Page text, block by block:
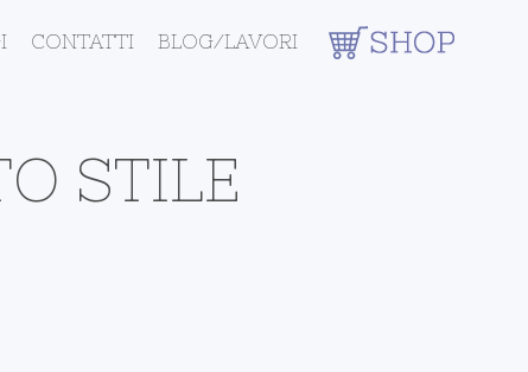
CONTATTI BLOG/LAVORI
STILE